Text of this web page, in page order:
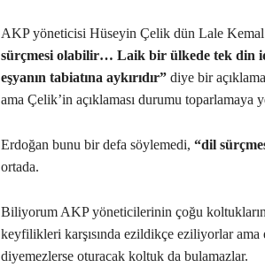
AKP yöneticisi Hüseyin Çelik dün Lale
sürçmesi olabilir… Laik bir ülkede tek din
eşyanın tabiatına aykırıdır” diye bir
ama Çelik’in açıklaması durumu toparlamaya
Erdoğan bunu bir defa söylemedi,“dil
ortada.
Biliyorum AKP yöneticilerinin çoğu
keyfilikleri karşısında ezildikçe eziliyorlar
diyemezlerse oturacak koltuk da bulamazlar.